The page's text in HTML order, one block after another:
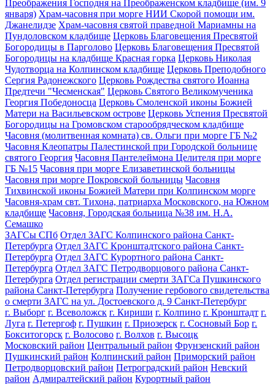
Преображения Господня на Преображенском кладбище (им. 9
января) Храм-часовня при морге НИИ Скорой помощи им.
Джанелидзе Храм-часовня святой праведной Мариамны на
Пундоловском кладбище Церковь Благовещения Пресвятой
Богородицы в Парголово Церковь Благовещения Пресвятой
Богородицы на кладбище Красная горка Церковь Николая
Чудотворца на Колпинском кладбище Церковь Преподобного
Сергия Радонежского Церковь Рождества святого Иоанна
Предтечи "Чесменская" Церковь Святого Великомученика
Георгия Победоносца Церковь Смоленской иконы Божией
Матери на Васильевском острове Церковь Успения Пресвятой
Богородицы на Громовском старообрядческом кладбище
Часовня (молитвенная комната) св. Ольги при морге ГБ №2
Часовня Клеопатры Палестинской при Городской больнице
святого Георгия Часовня Пантелеймона Целителя при морге
ГБ №15 Часовня при морге Елизаветинской больницы
Часовня при морге Покровской больницы Часовня
Тихвинской иконы Божией Матери при Колпинском морге
Часовня-храм свт. Тихона, патриарха Московского, на Южном
кладбище Часовня, Городская больница №38 им. Н.А.
Семашко
ЗАГСы СПб Отдел ЗАГС Колпинского района Санкт-
Петербурга Отдел ЗАГС Кронштадтского района Санкт-
Петербурга Отдел ЗАГС Курортного района Санкт-
Петербурга Отдел ЗАГС Петродворцового района Санкт-
Петербурга Отдел регистрации смерти ЗАГСа Пушкинского
района Санкт-Петербурга Получение гербового свидетельства
о смерти ЗАГС на ул. Достоевского д. 9 Санкт-Петербург
г. Выборг г. Всеволожск г. Кириши г. Колпино г. Кронштадт г.
Луга г. Петергоф г. Пушкин г. Приозерск г. Сосновый Бор г.
Бокситогорск г. Волосово г. Волхов г. Высоцк
Московский район Центральный район Фрунзенский район
Пушкинский район Колпинский район Приморский район
Петродворцовский район Петроградский район Невский
район Адмиралтейский район Курортный район